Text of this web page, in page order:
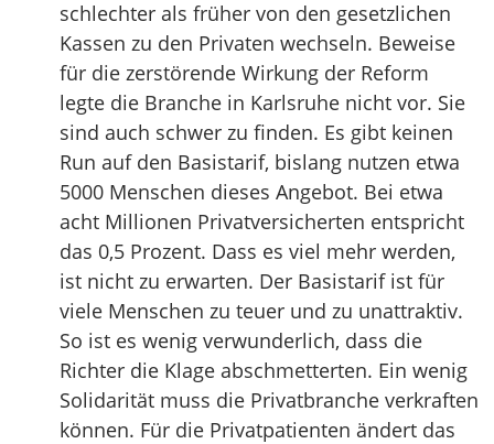
schlechter als früher von den gesetzlichen
Kassen zu den Privaten wechseln. Beweise
für die zerstörende Wirkung der Reform
legte die Branche in Karlsruhe nicht vor. Sie
sind auch schwer zu finden. Es gibt keinen
Run auf den Basistarif, bislang nutzen etwa
5000 Menschen dieses Angebot. Bei etwa
acht Millionen Privatversicherten entspricht
das 0,5 Prozent. Dass es viel mehr werden,
ist nicht zu erwarten. Der Basistarif ist für
viele Menschen zu teuer und zu unattraktiv.
So ist es wenig verwunderlich, dass die
Richter die Klage abschmetterten. Ein wenig
Solidarität muss die Privatbranche verkraften
können. Für die Privatpatienten ändert das